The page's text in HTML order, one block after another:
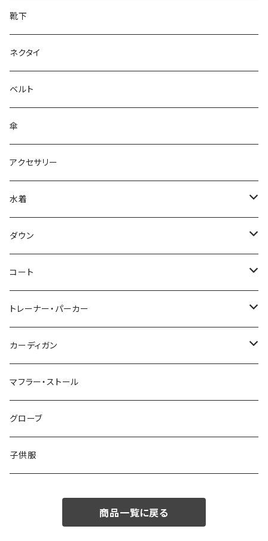
靴下
ネクタイ
ベルト
傘
アクセサリー
水着
～44/S
46/M
48/L
50/XL～
ダウン
～44/S
46/M
48/L
50/XL～
コート
～44/S
46/M
48/L
50/XL～
トレーナー・パーカー
～44/S
46/M
48/L
50/XL～
カーディガン
～44/S
46/M
48/L
マフラー・ストール
グローブ
子供服
商品一覧に戻る